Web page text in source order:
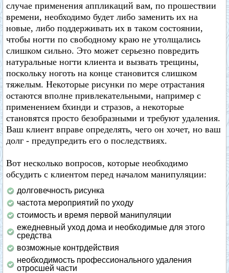
случае применения аппликаций вам, по прошествии
времени, необходимо будет либо заменить их на
новые, либо поддерживать их в таком состоянии,
чтобы ногти по свободному краю не утолщались
слишком сильно. Это может серьезно повредить
натуральные ногти клиента и вызвать трещины,
поскольку ноготь на конце становится слишком
тяжелым. Некоторые рисунки по мере отрастания
остаются вполне привлекательными, например с
применением бхинди и стразов, а некоторые
становятся просто безобразными и требуют удаления.
Ваш клиент вправе определять, чего он хочет, но ваш
долг - предупредить его о последствиях.
Вот несколько вопросов, которые необходимо
обсудить с клиентом перед началом манипуляции:
долговечность рисунка
частота мероприятий по уходу
стоимость и время первой манипуляции
ежедневный уход дома и необходимые для этого
средства
возможные контрдействия
необходимость профессионального удаления
отросшей части